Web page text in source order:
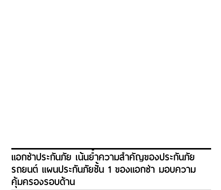
แอกซ่าประกันภัย เน้นย้ำความสำคัญของประกันภัย
รถยนต์ แผนประกันภัยชั้น 1 ของแอกซ่า มอบความ
คุ้มครองรอบด้าน